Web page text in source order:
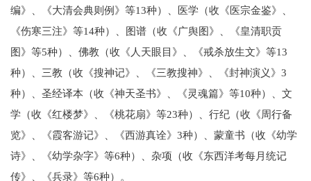
编》、《大清会典则例》等13种）、医学（收《医宗金鉴》、
《伤寒三注》等14种）、图谱（收《广舆图》、《皇清职贡
图》等5种）、佛教（收《人天眼目》、《戒杀放生文》等13
种）、三教（收《搜神记》、《三教搜神》、《封神演义》3
种）、圣经译本（收《神天圣书》、《灵魂篇》等10种）、文
学（收《红楼梦》、《桃花扇》等23种）、行纪（收《周行备
览》、《霞客游记》、《西游真诠》3种）、蒙童书（收《幼学
诗》、《幼学杂字》等6种）、杂项（收《东西洋考每月统记
传》、《兵录》等6种）。